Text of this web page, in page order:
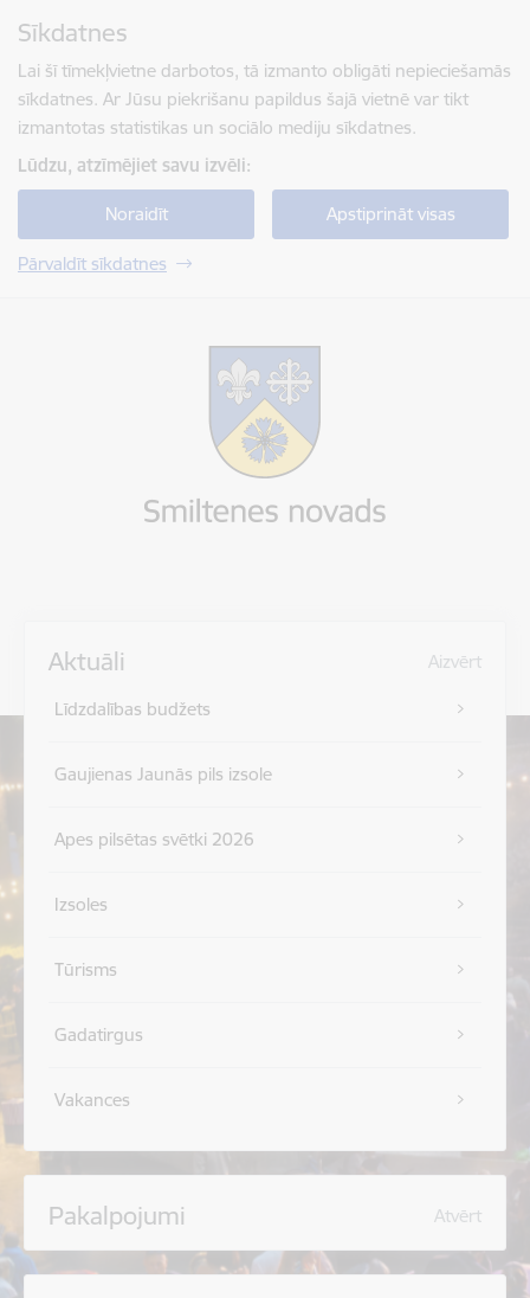
Sīkdatnes
Lai šī tīmekļvietne darbotos, tā izmanto obligāti nepieciešamās
sīkdatnes. Ar Jūsu piekrišanu papildus šajā vietnē var tikt
izmantotas statistikas un sociālo mediju sīkdatnes.
Lūdzu, atzīmējiet savu izvēli:
Noraidīt Apstiprināt visas
Pārvaldīt sīkdatnes
Aktuāli Aizvērt
Līdzdalības budžets
Gaujienas Jaunās pils izsole
Apes pilsētas svētki 2026
Izsoles
Tūrisms
Gadatirgus
Vakances
Pakalpojumi Atvērt